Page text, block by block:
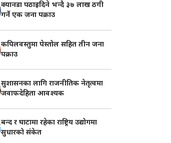
क्यानडा पठाइदिने भन्दै ३७ लाख ठगी
गर्ने एक जना पक्राउ
कपिलवस्तुमा पेस्तोल सहित तीन जना
पक्राउ
सुशासनका लागि राजनीतिक नेतृत्वमा
जवाफदेहिता आवश्यक
बन्द र घाटामा रहेका राष्ट्रिय उद्योगमा
सुधारको संकेत